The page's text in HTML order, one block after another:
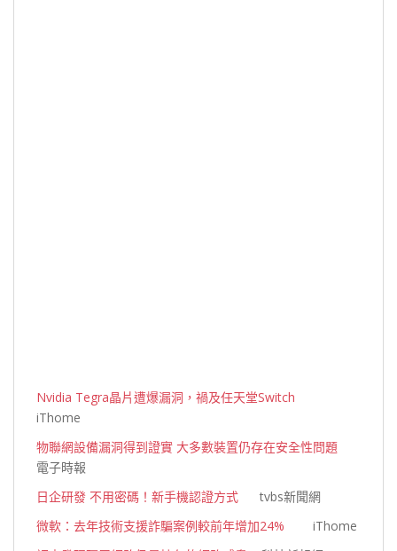
Nvidia Tegra晶片遭爆漏洞，禍及任天堂Switch
iThome
物聯網設備漏洞得到證實 大多數裝置仍存在安全性問題
電子時報
日企研發 不用密碼！新手機認證方式 tvbs新聞網
微軟：去年技術支援詐騙案例較前年增加24% iThome